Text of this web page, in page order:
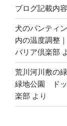
ブログ記載内容
犬のパンティ
内の温度調整
バリア倶楽部
荒川河川敷の
緑地公園 ドッ
楽部 より